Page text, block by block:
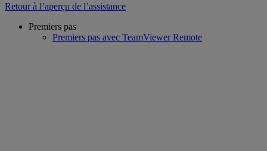
Retour à l’aperçu de l’assistance
Premiers pas
Premiers pas avec TeamViewer Remote